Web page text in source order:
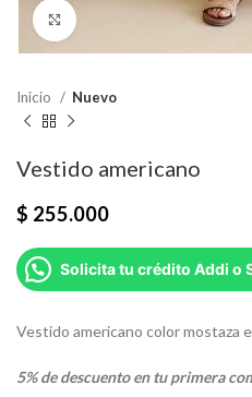
Click para agrandar
Inicio Nuevo
Vestido americano
$ 255.000
Solicita tu crédito Addi o
Vestido americano color mostaza
5% de descuento en tu primera